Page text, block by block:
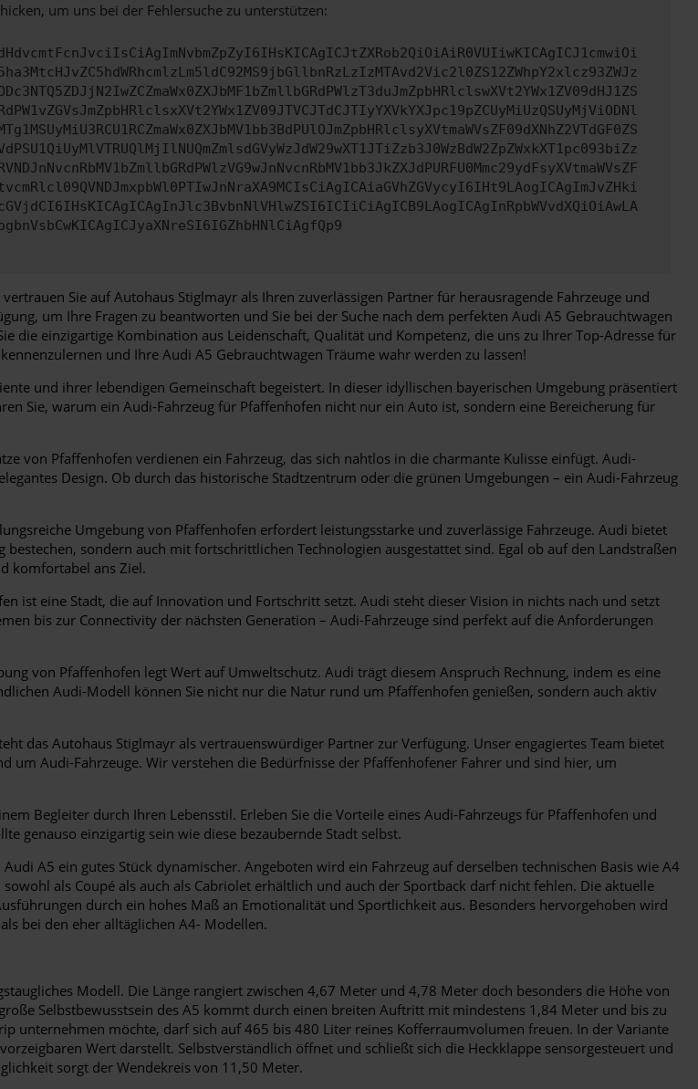
um uns bei der Fehlersuche zu unterstützen:
Sie auf Autohaus Stiglmayr als Ihren zuverlässigen Partner für herausragende Fahrzeuge und
um Ihre Fragen zu beantworten und Sie bei der Suche nach dem perfekten Audi A5 Gebrauchtwagen
die einzigartige Kombination aus Leidenschaft, Qualität und Kompetenz, die uns zu Ihrer Top-Adresse für
und Ihre Audi A5 Gebrauchtwagen Träume wahr werden zu lassen!
und ihrer lebendigen Gemeinschaft begeistert. In dieser idyllischen bayerischen Umgebung präsentiert
Sie, warum ein Audi-Fahrzeug für Pfaffenhofen nicht nur ein Auto ist, sondern eine Bereicherung für
von Pfaffenhofen verdienen ein Fahrzeug, das sich nahtlos in die charmante Kulisse einfügt. Audi-
Design. Ob durch das historische Stadtzentrum oder die grünen Umgebungen – ein Audi-Fahrzeug
Umgebung von Pfaffenhofen erfordert leistungsstarke und zuverlässige Fahrzeuge. Audi bietet
sondern auch mit fortschrittlichen Technologien ausgestattet sind. Egal ob auf den Landstraßen
komfortabel ans Ziel.
ist eine Stadt, die auf Innovation und Fortschritt setzt. Audi steht dieser Vision in nichts nach und setzt
bis zur Connectivity der nächsten Generation – Audi-Fahrzeuge sind perfekt auf die Anforderungen
von Pfaffenhofen legt Wert auf Umweltschutz. Audi trägt diesem Anspruch Rechnung, indem es eine
Audi-Modell können Sie nicht nur die Natur rund um Pfaffenhofen genießen, sondern auch aktiv
das Autohaus Stiglmayr als vertrauenswürdiger Partner zur Verfügung. Unser engagiertes Team bietet
um Audi-Fahrzeuge. Wir verstehen die Bedürfnisse der Pfaffenhofener Fahrer und sind hier, um
Begleiter durch Ihren Lebensstil. Erleben Sie die Vorteile eines Audi-Fahrzeugs für Pfaffenhofen und
genauso einzigartig sein wie diese bezaubernde Stadt selbst.
A5 ein gutes Stück dynamischer. Angeboten wird ein Fahrzeug auf derselben technischen Basis wie A4
als Coupé als auch als Cabriolet erhältlich und auch der Sportback darf nicht fehlen. Die aktuelle
durch ein hohes Maß an Emotionalität und Sportlichkeit aus. Besonders hervorgehoben wird
bei den eher alltäglichen A4- Modellen.
Modell. Die Länge rangiert zwischen 4,67 Meter und 4,78 Meter doch besonders die Höhe von
Selbstbewusstsein des A5 kommt durch einen breiten Auftritt mit mindestens 1,84 Meter und bis zu
unternehmen möchte, darf sich auf 465 bis 480 Liter reines Kofferraumvolumen freuen. In der Variante
Wert darstellt. Selbstverständlich öffnet und schließt sich die Heckklappe sensorgesteuert und
sorgt der Wendekreis von 11,50 Meter.